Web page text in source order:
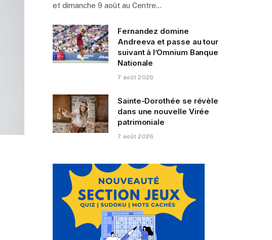
et dimanche 9 août au Centre…
Fernandez domine
Andreeva et passe au tour
suivant à l’Omnium Banque
Nationale
7 août 2026
Sainte-Dorothée se révèle
dans une nouvelle Virée
patrimoniale
7 août 2026